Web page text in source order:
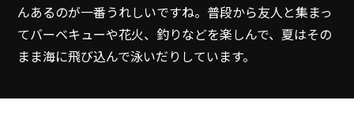
んあるのが一番うれしいですね。普段から友人と集まっ
てバーベキューや花火、釣りなどを楽しんで、夏はその
まま海に飛び込んで泳いだりしています。